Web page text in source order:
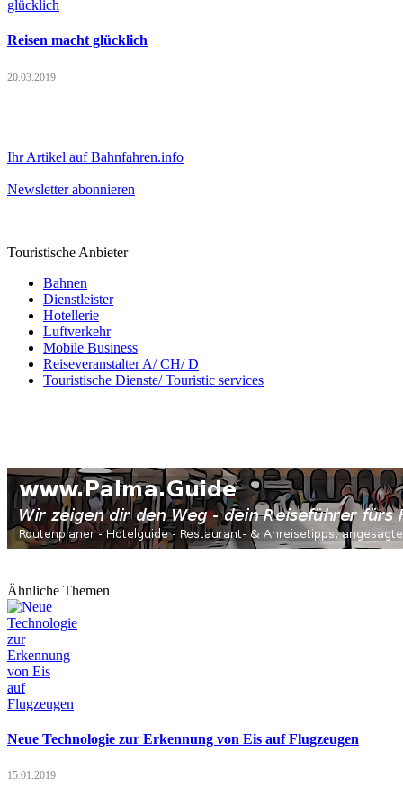
Reisen macht glücklich
20.03.2019
Ihr Artikel auf Bahnfahren.info
Newsletter abonnieren
Touristische Anbieter
Bahnen
Dienstleister
Hotellerie
Luftverkehr
Mobile Business
Reiseveranstalter A/ CH/ D
Touristische Dienste/ Touristic services
Ähnliche Themen
Neue Technologie zur Erkennung von Eis auf Flugzeugen
15.01.2019